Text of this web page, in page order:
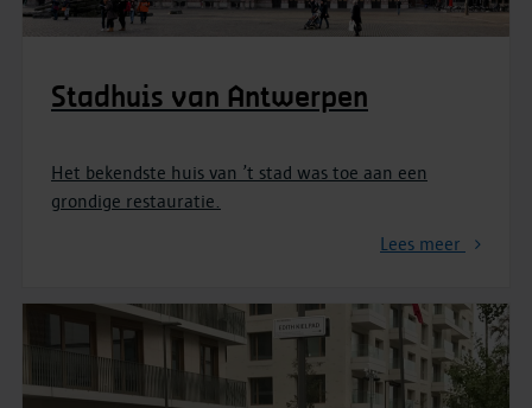
Stadhuis van Antwerpen
Het bekendste huis van ’t stad was toe aan een
grondige restauratie.
Lees meer